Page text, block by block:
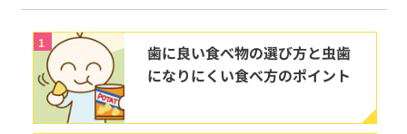
1
歯に良い食べ物の選び方と虫歯
になりにくい食べ方のポイント